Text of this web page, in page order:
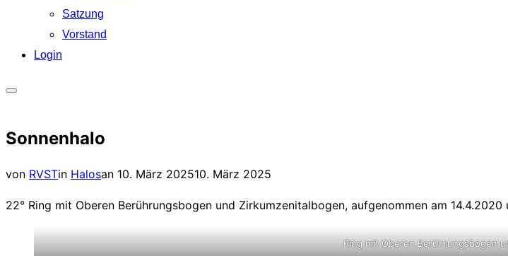
Satzung
Vorstand
Login
Navigation
Sonnenhalo
von RVSTin Halosan Veröffentlicht
10. März 202510. März 2025
22° Ring mit Oberen Berührungsbogen und Zirkumzenitalbogen, aufgenommen am
Ring mit Oberen Berührungsbogen